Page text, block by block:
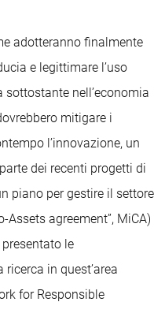
adotteranno finalmente
e legittimare l’uso
nell’economia
mitigare i
l’innovazione, un
dei recenti progetti di
piano per gestire il settore
agreement”, MiCA)
le
in quest’area
for Responsible